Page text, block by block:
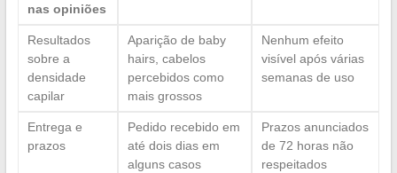
nas opiniões
Resultados
sobre a
densidade
capilar
Aparição de baby
hairs, cabelos
percebidos como
mais grossos
Nenhum efeito
visível após várias
semanas de uso
Entrega e
prazos
Pedido recebido em
até dois dias em
alguns casos
Prazos anunciados
de 72 horas não
respeitados